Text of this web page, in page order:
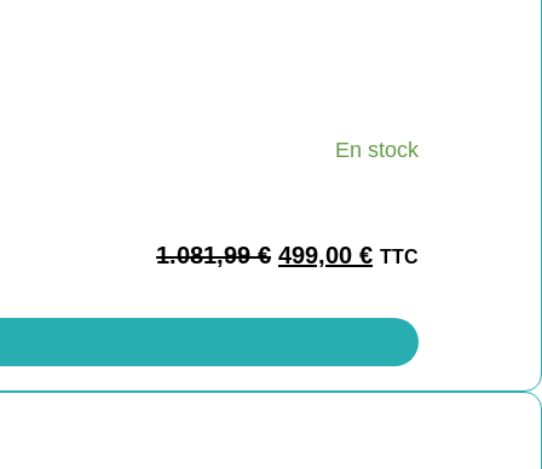
En stock
1.081,99€ 499,00 € TTC